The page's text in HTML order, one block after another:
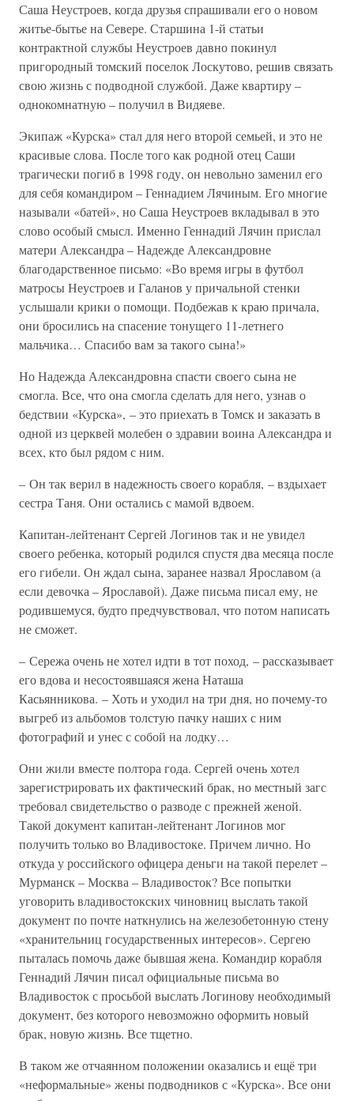
Саша Неустроев, когда друзья спрашивали его о новом
житье-бытье на Севере. Старшина 1-й статьи
контрактной службы Неустроев давно покинул
пригородный томский поселок Лоскутово, решив связать
свою жизнь с подводной службой. Даже квартиру –
однокомнатную – получил в Видяеве.
Экипаж «Курска» стал для него второй семьей, и это не
красивые слова. После того как родной отец Саши
трагически погиб в 1998 году, он невольно заменил его
для себя командиром – Геннадием Лячиным. Его многие
называли «батей», но Саша Неустроев вкладывал в это
слово особый смысл. Именно Геннадий Лячин прислал
матери Александра – Надежде Александровне
благодарственное письмо: «Во время игры в футбол
матросы Неустроев и Галанов у причальной стенки
услышали крики о помощи. Подбежав к краю причала,
они бросились на спасение тонущего 11-летнего
мальчика… Спасибо вам за такого сына!»
Но Надежда Александровна спасти своего сына не
смогла. Все, что она смогла сделать для него, узнав о
бедствии «Курска», – это приехать в Томск и заказать в
одной из церквей молебен о здравии воина Александра и
всех, кто был рядом с ним.
– Он так верил в надежность своего корабля, – вздыхает
сестра Таня. Они остались с мамой вдвоем.
Капитан-лейтенант Сергей Логинов так и не увидел
своего ребенка, который родился спустя два месяца после
его гибели. Он ждал сына, заранее назвал Ярославом (а
если девочка – Ярославой). Даже письма писал ему, не
родившемуся, будто предчувствовал, что потом написать
не сможет.
– Сережа очень не хотел идти в тот поход, – рассказывает
его вдова и несостоявшаяся жена Наташа
Касьянникова. – Хоть и уходил на три дня, но почему-то
выгреб из альбомов толстую пачку наших с ним
фотографий и унес с собой на лодку…
Они жили вместе полтора года. Сергей очень хотел
зарегистрировать их фактический брак, но местный загс
требовал свидетельство о разводе с прежней женой.
Такой документ капитан-лейтенант Логинов мог
получить только во Владивостоке. Причем лично. Но
откуда у российского офицера деньги на такой перелет –
Мурманск – Москва – Владивосток? Все попытки
уговорить владивостокских чиновниц выслать такой
документ по почте наткнулись на железобетонную стену
«хранительниц государственных интересов». Сергею
пыталась помочь даже бывшая жена. Командир корабля
Геннадий Лячин писал официальные письма во
Владивосток с просьбой выслать Логинову необходимый
документ, без которого невозможно оформить новый
брак, новую жизнь. Все тщетно.
В таком же отчаянном положении оказались и ещё три
«неформальные» жены подводников с «Курска». Все они